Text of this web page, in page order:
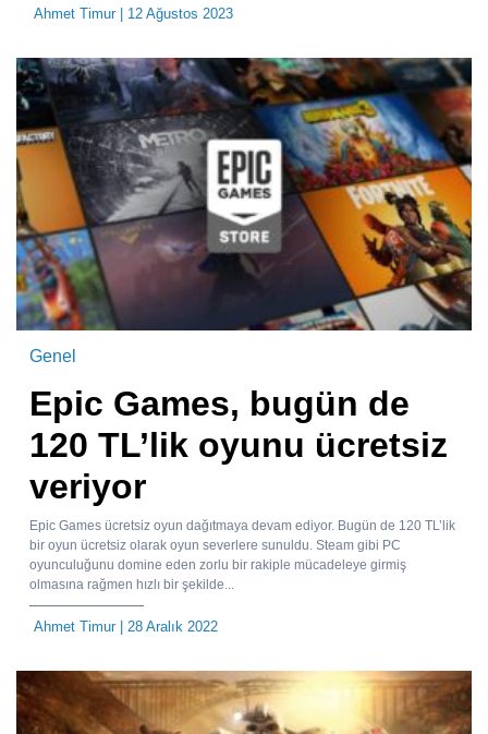
Ahmet Timur| 12 Ağustos 2023
Genel
Epic Games, bugün de
120 TL’lik oyunu ücretsiz
veriyor
Epic Games ücretsiz oyun dağıtmaya devam ediyor. Bugün de 120 TL’lik
bir oyun ücretsiz olarak oyun severlere sunuldu. Steam gibi PC
oyunculuğunu domine eden zorlu bir rakiple mücadeleye girmiş
olmasına rağmen hızlı bir şekilde...
Ahmet Timur| 28 Aralık 2022